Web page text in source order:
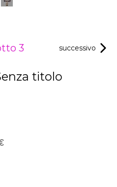
3 successivo
titolo